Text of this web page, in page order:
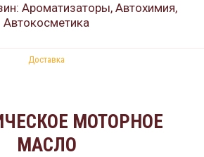
Доставка
Ароматизаторы, Автохимия,
Автокосметика
МОТОРНОЕ
МАСЛО